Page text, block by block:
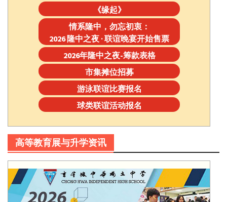
《缘起》
情系隆中，勿忘初衷：
2026 隆中之夜 · 联谊晚宴开始售票
2026年隆中之夜-筹款表格
市集摊位招募
游泳联谊比赛报名
球类联谊活动报名
高等教育展与升学资讯